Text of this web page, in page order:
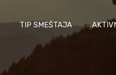
TIP SMEŠTAJA